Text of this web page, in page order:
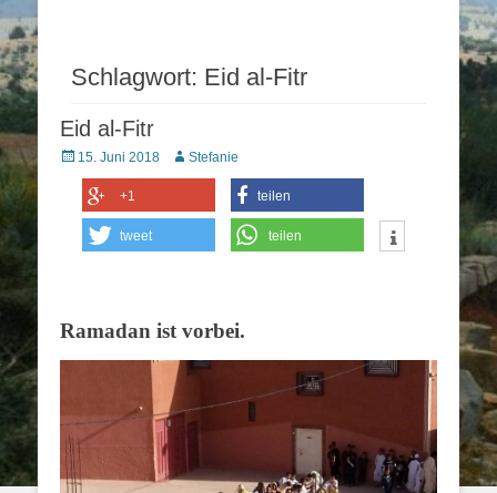
Schlagwort: Eid al-Fitr
Eid al-Fitr
Posted
15. Juni 2018 AutorStefanie
+1 teilen
tweet teilen
Ramadan ist vorbei.